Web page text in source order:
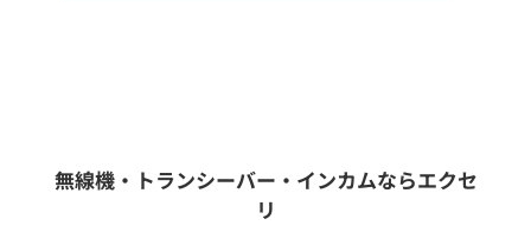
フリーワード入力(製品名等)
無線機・トランシーバー・インカムならエクセ
リ